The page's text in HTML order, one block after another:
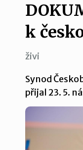
k
živi
Synod
přijal 23. 5.